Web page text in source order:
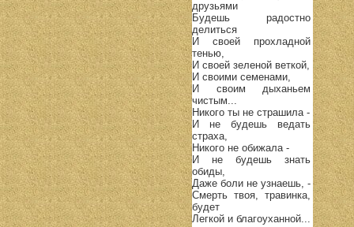
друзьями
Будешь радостно
делиться
И своей прохладной
тенью,
И своей зеленой веткой,
И своими семенами,
И своим дыханьем
чистым...
Никого ты не страшила -
И не будешь ведать
страха,
Никого не обижала -
И не будешь знать
обиды,
Даже боли не узнаешь, -
Смерть твоя, травинка,
будет
Легкой и благоуханной...